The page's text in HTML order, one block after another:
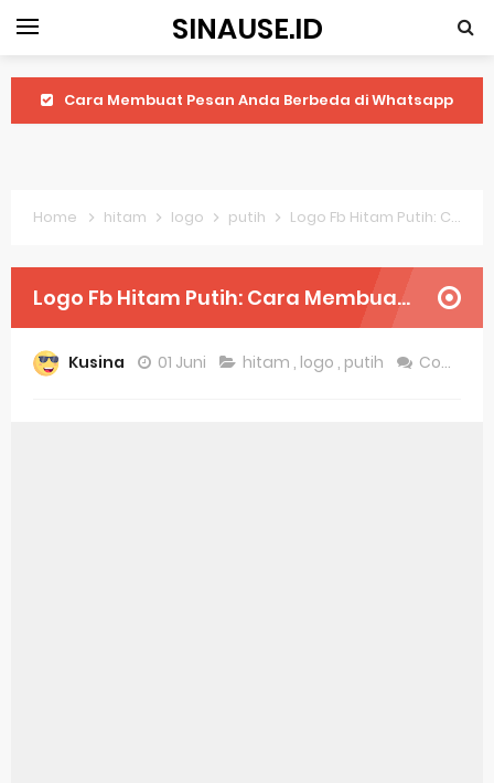
SINAUSE.ID
Cara Membuat Pesan Anda Berbeda di Whatsapp
Harga Laptop Acer Windows 10
Keytweak Windows 10
Cara Menginstal Windows 11
Home hitam logo putih Logo Fb Hitam Putih: Cara Membuat Dan Manfaatnya
Logo Fb Hitam Putih: Cara Membuat Dan Manfaatnya
Kusina 01 Juni hitam , logo , putih Comment